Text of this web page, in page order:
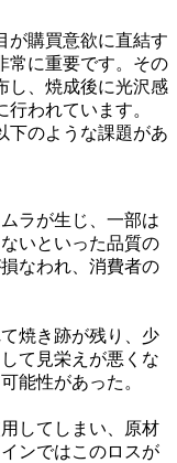
が購買意欲に直結す
常に重要です。その
し、焼成後に光沢感
われています。
下のような課題があ
ラが生じ、一部は
いといった品質の
なわれ、消費者の
焼き跡が残り、少
て見栄えが悪くな
能性があった。
してしまい、原材
ンではこのロスが